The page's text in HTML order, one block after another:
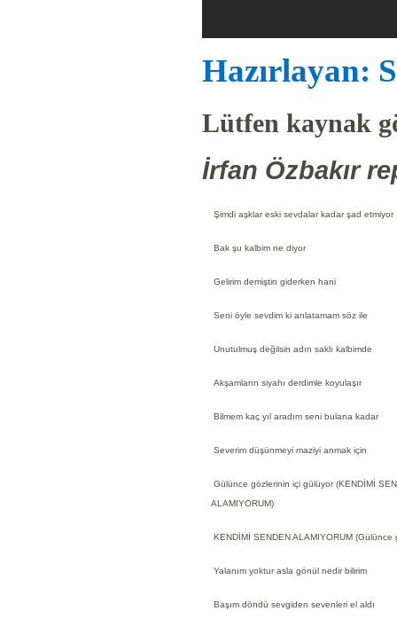
Hazırlayan:
Lütfen kaynak
İrfan Özbakır
Şimdi aşklar eski sevdalar kadar şad etmiyor
Bak şu kalbim ne diyor
Gelirim demiştin giderken hani
Seni öyle sevdim ki anlatamam söz ile
Unutulmuş değilsin adın saklı kalbimde
Akşamların siyahı derdimle koyulaşır
Bilmem kaç yıl aradım seni bulana kadar
Severim düşünmeyi maziyi anmak için
Gülünce gözlerinin içi gülüyor (KENDİMİ
ALAMIYORUM)
KENDİMİ SENDEN ALAMIYORUM (Gülünce
Yalanım yoktur asla gönül nedir bilirim
Başım döndü sevgiden sevenleri el aldı